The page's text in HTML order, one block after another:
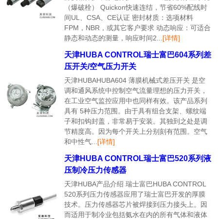
（爆破栓） Quickon快速连结，节省60%配线时
间UL、CSA、CE认证 密封材质：选项材料
FPM，NBR，或其它客户要求 动态响应：可适合
静态和动态的测量，响应时间2... [详情]
天津HUBA CONTROL瑞士富巴604系列差
压开关/空气压力开关
天津HUBAHUBA604 薄膜机械式差压开关 是空
调和通风系统中控制空气流量理想的压力开关，
在工业空气监控应用中也同样有效。该产品系列
具有 5种压力范围。由于具有组合支架、螺纹端
子和扣钩封盖，非常易于安装。其独到之处是调
节精度高。因为每个开关上分别刻有范围。空气
和中性气... [详情]
天津HUBA CONTROL瑞士富巴520系列液
压制冷压力传感器
天津HUBA产品介绍 瑞士富巴HUBA CONTROL
520系列压力传感器应用了瑞士富巴开发的厚膜
技术。压力传感器芯片被焊接到压力接头上。因
而适用于制冷业包括氨水在内的所有气体和液体